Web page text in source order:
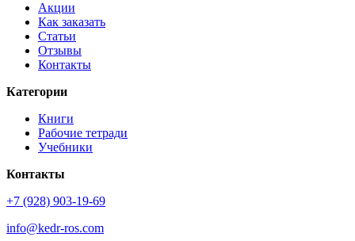
Акции
Как заказать
Статьи
Отзывы
Контакты
Категории
Книги
Рабочие тетради
Учебники
Контакты
+7 (928) 903-19-69
info@kedr-ros.com